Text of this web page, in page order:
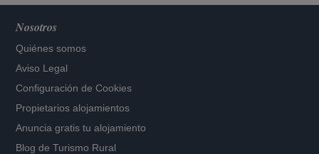
Nosotros
Quiénes somos
Aviso Legal
Configuración de Cookies
Propietarios alojamientos
Anuncia gratis tu alojamiento
Blog de Turismo Rural